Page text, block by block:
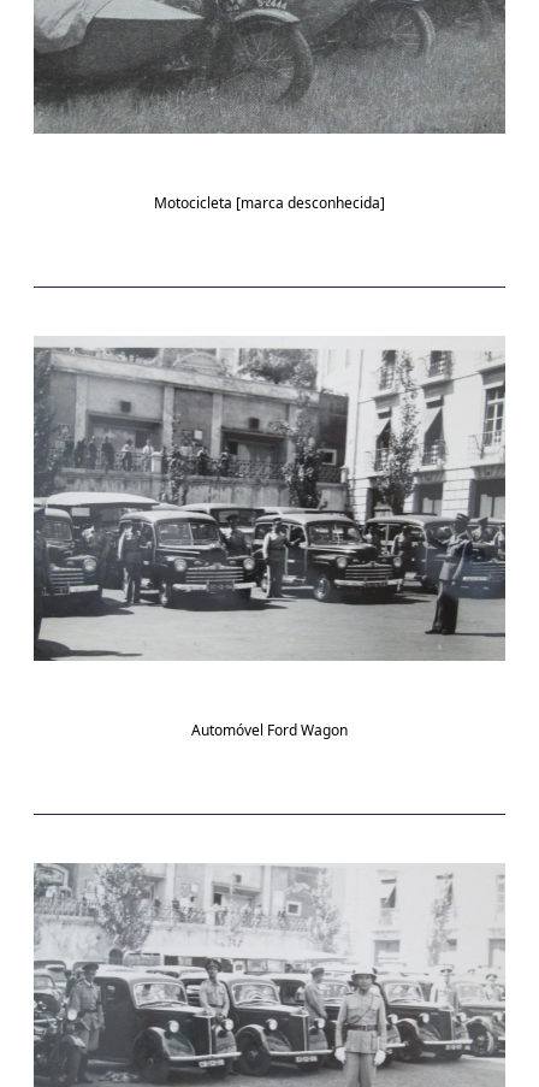
Motocicleta [marca desconhecida]
Automóvel Ford Wagon